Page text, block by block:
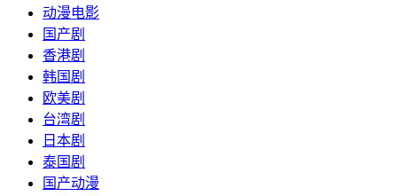
动漫电影
国产剧
香港剧
韩国剧
欧美剧
台湾剧
日本剧
泰国剧
国产动漫